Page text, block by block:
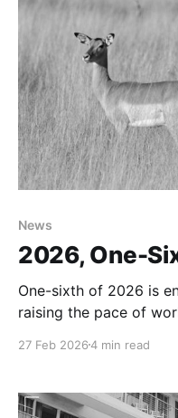
News
2026, One-
One-sixth of 2026 is
raising the pace of
beneath all of it sits
is changing how
27 Feb 20264 min read